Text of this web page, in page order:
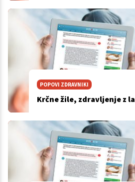
POPOVI ZDRAVNIKI
Krčne žile, zdravljenje z